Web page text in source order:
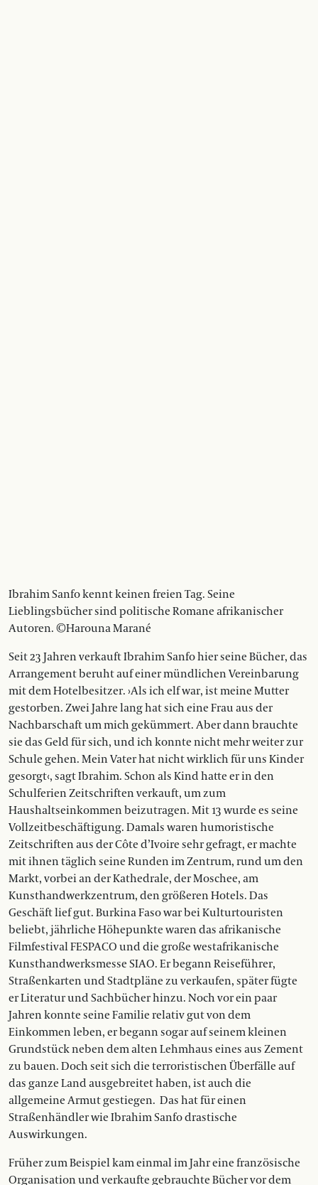
Ibrahim Sanfo kennt keinen freien Tag. Seine
Lieblingsbücher sind politische Romane afrikanischer
Autoren. ©Harouna Marané
Seit 23 Jahren verkauft Ibrahim Sanfo hier seine Bücher, das
Arrangement beruht auf einer mündlichen Vereinbarung
mit dem Hotelbesitzer. ›Als ich elf war, ist meine Mutter
gestorben. Zwei Jahre lang hat sich eine Frau aus der
Nachbarschaft um mich gekümmert. Aber dann brauchte
sie das Geld für sich, und ich konnte nicht mehr weiter zur
Schule gehen. Mein Vater hat nicht wirklich für uns Kinder
gesorgt‹, sagt Ibrahim. Schon als Kind hatte er in den
Schulferien Zeitschriften verkauft, um zum
Haushaltseinkommen beizutragen. Mit 13 wurde es seine
Vollzeitbeschäftigung. Damals waren humoristische
Zeitschriften aus der Côte d’Ivoire sehr gefragt, er machte
mit ihnen täglich seine Runden im Zentrum, rund um den
Markt, vorbei an der Kathedrale, der Moschee, am
Kunsthandwerkzentrum, den größeren Hotels. Das
Geschäft lief gut. Burkina Faso war bei Kulturtouristen
beliebt, jährliche Höhepunkte waren das afrikanische
Filmfestival FESPACO und die große westafrikanische
Kunsthandwerksmesse SIAO. Er begann Reiseführer,
Straßenkarten und Stadtpläne zu verkaufen, später fügte
er Literatur und Sachbücher hinzu. Noch vor ein paar
Jahren konnte seine Familie relativ gut von dem
Einkommen leben, er begann sogar auf seinem kleinen
Grundstück neben dem alten Lehmhaus eines aus Zement
zu bauen. Doch seit sich die terroristischen Überfälle auf
das ganze Land ausgebreitet haben, ist auch die
allgemeine Armut gestiegen. Das hat für einen
Straßenhändler wie Ibrahim Sanfo drastische
Auswirkungen.
Früher zum Beispiel kam einmal im Jahr eine französische
Organisation und verkaufte gebrauchte Bücher vor dem